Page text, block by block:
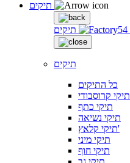
תיקים
תיקים
כל התיקים
תיקי קרוסבודי
תיקי כתף
תיקי נשיאה
תיקי קלאץ'
תיקי מיני
תיקי חוף